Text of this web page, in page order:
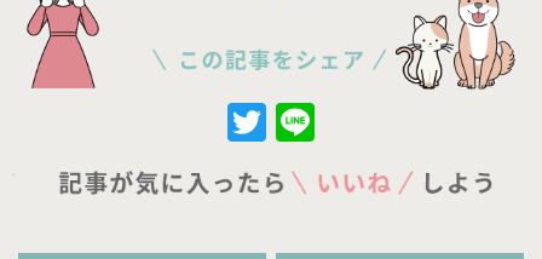
Twitter